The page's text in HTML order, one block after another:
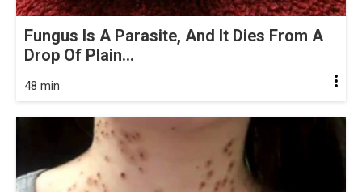
Fungus Is A Parasite, And It Dies From A
Drop Of Plain...
48 min